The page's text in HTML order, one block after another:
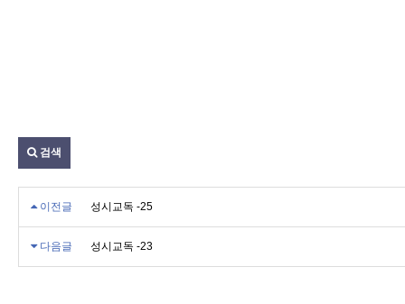
검색
이전글 성시교독 -25
다음글 성시교독 -23